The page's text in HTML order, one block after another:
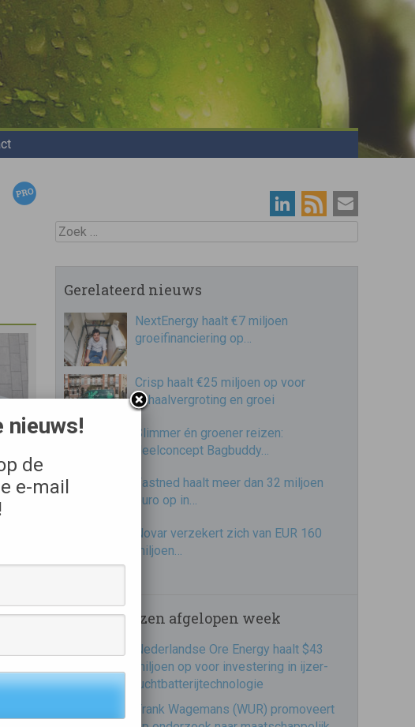
blij
is.
Zoek
Gerelateerd nieuws
NextEnergy haalt €7 miljoen
groeifinanciering op…
Crisp haalt €25 miljoen op voor
schaalvergroting en groei
Slimmer én groener reizen:
deelconcept Bagbuddy…
Fastned haalt meer dan 32 miljoen
euro op in…
Novar verzekert zich van EUR 160
miljoen…
Meest gelezen afgelopen week
Nederlandse Ore Energy haalt $43
miljoen op voor investering in ijzer-
luchtbatterijtechnologie
Frank Wagemans (WUR) promoveert
nieuws!
de
e-mail